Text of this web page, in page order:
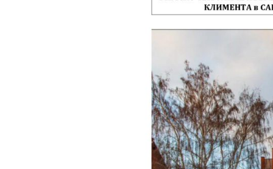
Органисты